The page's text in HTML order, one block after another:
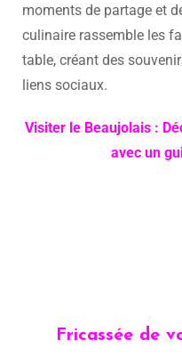
moments de partage et
culinaire rassemble les
table, créant des
liens sociaux.
Visiter le Beaujolais :
avec un
Fricassée de